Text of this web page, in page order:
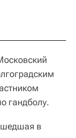
гандболу.
в